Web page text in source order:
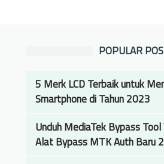
POPULAR
5 Merk LCD Terbaik untuk
Smartphone di Tahun 2023
Unduh MediaTek Bypass
Alat Bypass MTK Auth Baru